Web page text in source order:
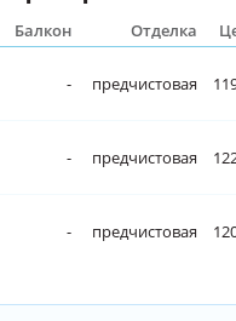
Балкон Отделка
- предчистовая
- предчистовая
- предчистовая